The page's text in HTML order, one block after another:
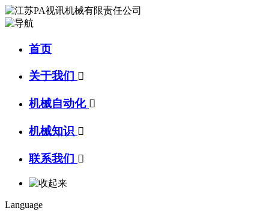
首页
关于我们 
机械自动化 
机械知识 
联系我们 
Language